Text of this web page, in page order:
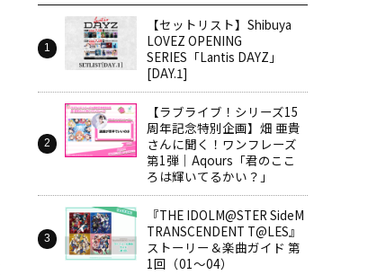
【セットリスト】Shibuya
LOVEZ OPENING
SERIES「Lantis DAYZ」
[DAY.1]
【ラブライブ！シリーズ15
周年記念特別企画】畑 亜貴
さんに聞く！ワンフレーズ
第1弾｜Aqours「君のここ
ろは輝いてるかい？」
『THE IDOLM@STER SideM
TRANSCENDENT T@LES』
ストーリー＆楽曲ガイド 第
1回（01～04）